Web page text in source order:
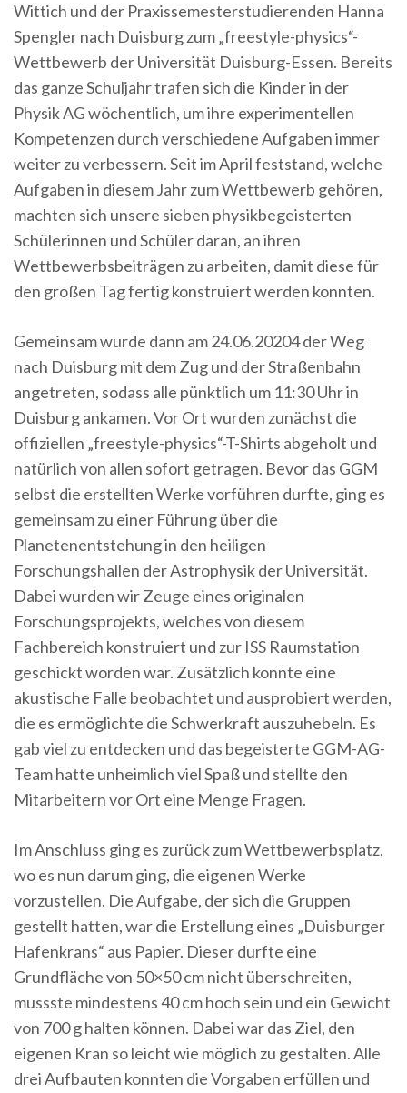
Wittich und der Praxissemesterstudierenden Hanna
Spengler nach Duisburg zum „freestyle-physics“-
Wettbewerb der Universität Duisburg-Essen. Bereits
das ganze Schuljahr trafen sich die Kinder in der
Physik AG wöchentlich, um ihre experimentellen
Kompetenzen durch verschiedene Aufgaben immer
weiter zu verbessern. Seit im April feststand, welche
Aufgaben in diesem Jahr zum Wettbewerb gehören,
machten sich unsere sieben physikbegeisterten
Schülerinnen und Schüler daran, an ihren
Wettbewerbsbeiträgen zu arbeiten, damit diese für
den großen Tag fertig konstruiert werden konnten.
Gemeinsam wurde dann am 24.06.20204 der Weg
nach Duisburg mit dem Zug und der Straßenbahn
angetreten, sodass alle pünktlich um 11:30 Uhr in
Duisburg ankamen. Vor Ort wurden zunächst die
offiziellen „freestyle-physics“-T-Shirts abgeholt und
natürlich von allen sofort getragen. Bevor das GGM
selbst die erstellten Werke vorführen durfte, ging es
gemeinsam zu einer Führung über die
Planetenentstehung in den heiligen
Forschungshallen der Astrophysik der Universität.
Dabei wurden wir Zeuge eines originalen
Forschungsprojekts, welches von diesem
Fachbereich konstruiert und zur ISS Raumstation
geschickt worden war. Zusätzlich konnte eine
akustische Falle beobachtet und ausprobiert werden,
die es ermöglichte die Schwerkraft auszuhebeln. Es
gab viel zu entdecken und das begeisterte GGM-AG-
Team hatte unheimlich viel Spaß und stellte den
Mitarbeitern vor Ort eine Menge Fragen.
Im Anschluss ging es zurück zum Wettbewerbsplatz,
wo es nun darum ging, die eigenen Werke
vorzustellen. Die Aufgabe, der sich die Gruppen
gestellt hatten, war die Erstellung eines „Duisburger
Hafenkrans“ aus Papier. Dieser durfte eine
Grundfläche von 50×50 cm nicht überschreiten,
mussste mindestens 40 cm hoch sein und ein Gewicht
von 700 g halten können. Dabei war das Ziel, den
eigenen Kran so leicht wie möglich zu gestalten. Alle
drei Aufbauten konnten die Vorgaben erfüllen und